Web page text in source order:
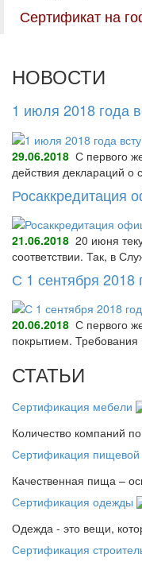
Сертификат на
НОВОСТИ
1 июля 2018 года
29.06.2018 С первого
действия деклараций о
Росаккредитация
21.06.2018 20 июня
соответствии. Так, в
С 1 сентября
20.06.2018 С первого
покрытием.
СТАТЬИ
Сертификация мебели
Количество компаний
Сертификация пищевой
Качественная пища –
Сертификация одежды
Одежда - это вещи,
Сертификация